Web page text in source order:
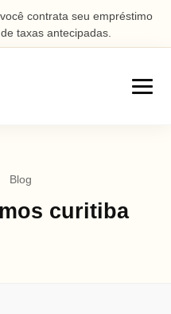
contrata seu empréstimo
taxas antecipadas.
Blog
curitiba